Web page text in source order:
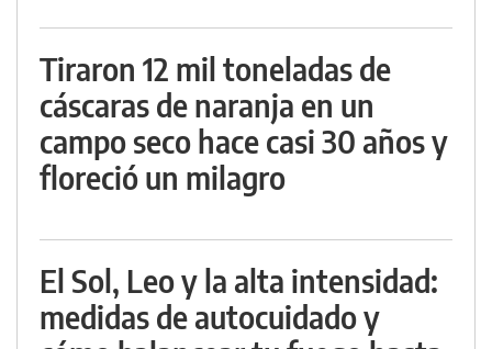
Tiraron 12 mil toneladas de
cáscaras de naranja en un
campo seco hace casi 30 años y
floreció un milagro
El Sol, Leo y la alta intensidad:
medidas de autocuidado y